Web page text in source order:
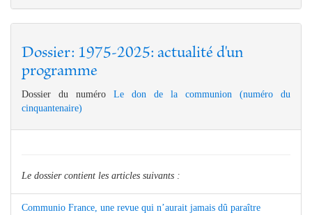
Dossier: 1975-2025: actualité d'un
programme
Dossier du numéro Le don de la communion (numéro du
cinquantenaire)
Le dossier contient les articles suivants :
Communio France, une revue qui n’aurait jamais dû paraître